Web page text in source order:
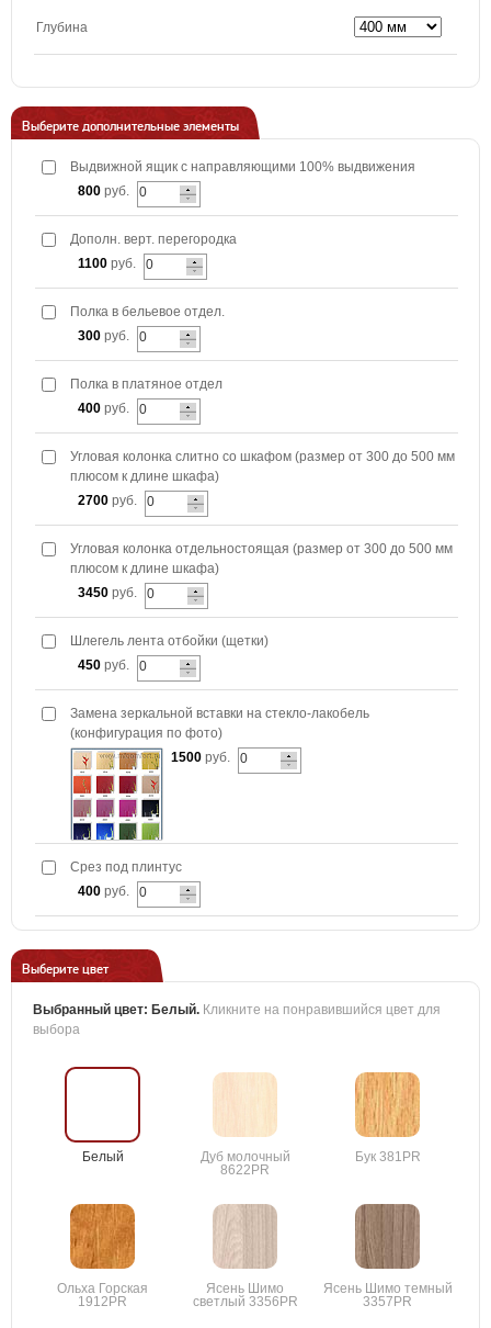
Глубина
Выберите дополнительные элементы
Выдвижной ящик с направляющими 100% выдвижения
800 руб.
Дополн. верт. перегородка
1100 руб.
Полка в бельевое отдел.
300 руб.
Полка в платяное отдел
400 руб.
Угловая колонка слитно со шкафом (размер от 300 до 500 мм
плюсом к длине шкафа)
2700 руб.
Угловая колонка отдельностоящая (размер от 300 до 500 мм
плюсом к длине шкафа)
3450 руб.
Шлегель лента отбойки (щетки)
450 руб.
Замена зеркальной вставки на стекло-лакобель
(конфигурация по фото)
1500 руб.
Срез под плинтус
400 руб.
Выберите цвет
Выбранный цвет: Белый. Кликните на понравившийся цвет для
выбора
Белый
Дуб молочный
8622PR
Бук 381PR
Ольха Горская
1912PR
Ясень Шимо
светлый 3356PR
Ясень Шимо темный
3357PR